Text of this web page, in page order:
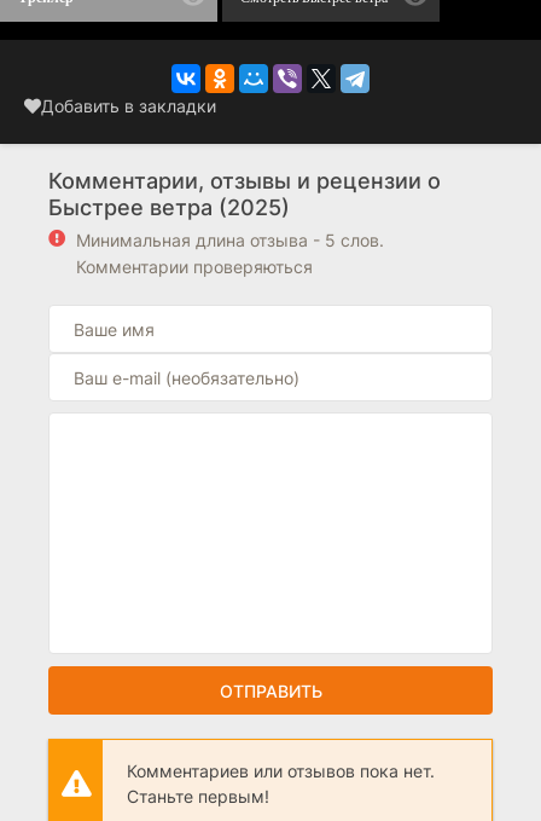
Добавить в закладки
Комментарии, отзывы и рецензии о
Быстрее ветра (2025)
Минимальная длина отзыва - 5 слов.
Комментарии проверяються
ОТПРАВИТЬ
Комментариев или отзывов пока нет.
Станьте первым!